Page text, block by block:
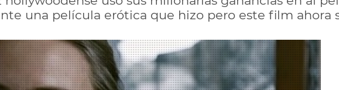
una película erótica que hizo pero este film ahora